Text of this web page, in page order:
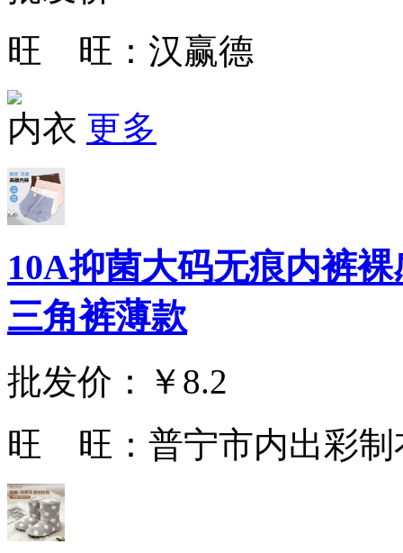
旺 旺： 汉赢德
内衣 更多
10A抑菌大码无痕内裤
三角裤薄款
批发价：
￥8.2
旺 旺： 普宁市内出彩